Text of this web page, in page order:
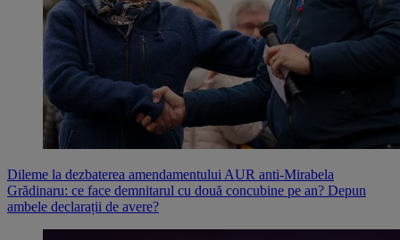
Dileme la dezbaterea amendamentului AUR anti-Mirabela
Grădinaru: ce face demnitarul cu două concubine pe an? Depun
ambele declarații de avere?